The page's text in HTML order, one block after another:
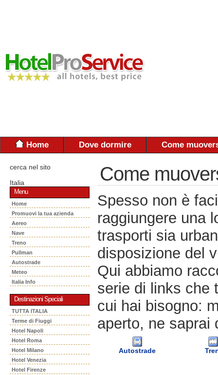
Home Dove dormire Come
cerca nel sito
Italia
Menu
Home
Promuovi la tua azienda
Aereo
Nave
Treno
Pullman
Autostrade
Meteo
Italia Info
Destinazioni Speciali
TUTTA ITALIA
Terme di Fiuggi
Hotel Napoli
Hotel Roma
Hotel Milano
Hotel Venezia
Hotel Firenze
Come
Spesso non è
raggiungere una
trasporti sia
disposizione del
Qui abbiamo
serie di links che
cui hai bisogno:
aperto, ne saprai
Autostrade